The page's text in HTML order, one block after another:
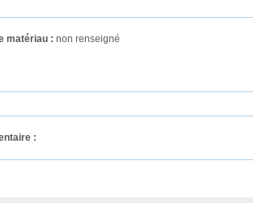
matériau : non renseigné
: